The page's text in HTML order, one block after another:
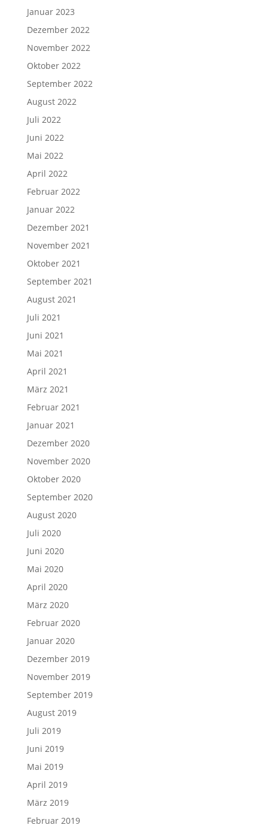
Januar 2023
Dezember 2022
November 2022
Oktober 2022
September 2022
August 2022
Juli 2022
Juni 2022
Mai 2022
April 2022
Februar 2022
Januar 2022
Dezember 2021
November 2021
Oktober 2021
September 2021
August 2021
Juli 2021
Juni 2021
Mai 2021
April 2021
März 2021
Februar 2021
Januar 2021
Dezember 2020
November 2020
Oktober 2020
September 2020
August 2020
Juli 2020
Juni 2020
Mai 2020
April 2020
März 2020
Februar 2020
Januar 2020
Dezember 2019
November 2019
September 2019
August 2019
Juli 2019
Juni 2019
Mai 2019
April 2019
März 2019
Februar 2019